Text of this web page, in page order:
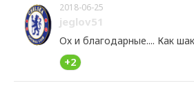
2018-06-25
jeglov51
Ох и благодарные.... Как
+2